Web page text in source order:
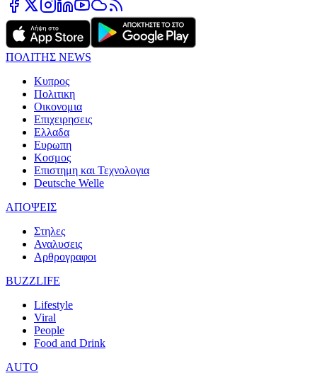
ΠΟΛΙΤΗΣ NEWS
Κυπρος
Πολιτικη
Οικονομια
Επιχειρησεις
Ελλαδα
Ευρωπη
Κοσμος
Επιστημη και Τεχνολογια
Deutsche Welle
ΑΠΟΨΕΙΣ
Στηλες
Αναλυσεις
Αρθρογραφοι
BUZZLIFE
Lifestyle
Viral
People
Food and Drink
AUTO